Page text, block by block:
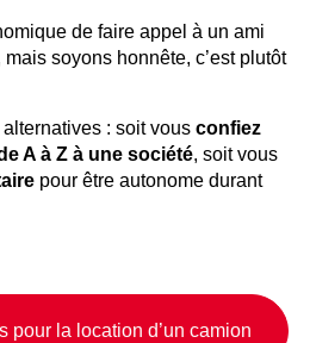
de faire appel à un ami
soyons honnête, c’est plutôt
alternatives : soit vous confiez
A à Z à une société, soit vous
pour être autonome durant
pour la location d’un camion